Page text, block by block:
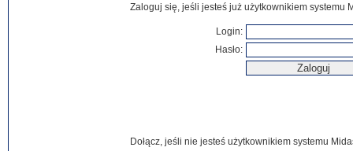
Zaloguj się, jeśli jesteś już użytkownikiem systemu
Login:
Hasło:
Dołącz, jeśli nie jesteś użytkownikiem systemu